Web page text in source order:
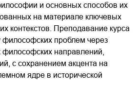
и основных способов их
на материале ключевых
контекстов. Преподавание курса
философских проблем через
направлений,
с сохранением акцента на
ядре в исторической